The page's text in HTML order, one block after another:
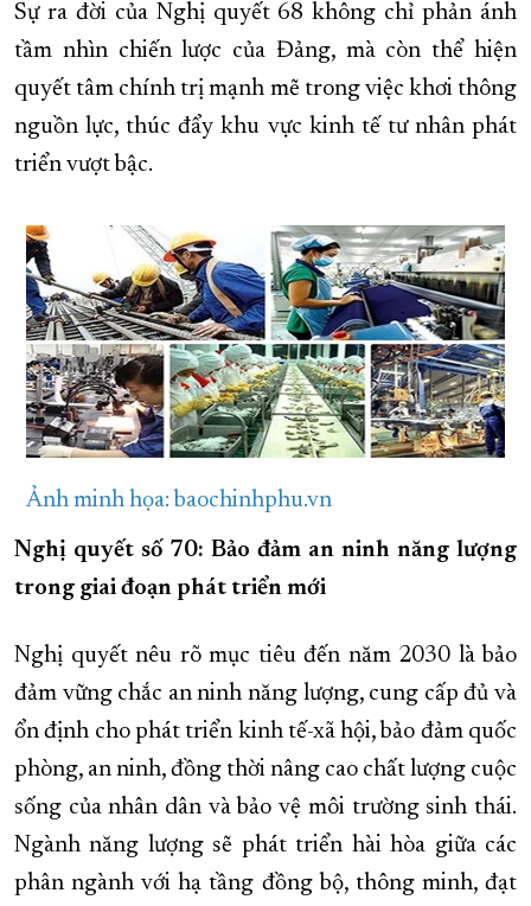
Sự ra đời của Nghị quyết 68 không chỉ phản ánh
tầm nhìn chiến lược của Đảng, mà còn thể hiện
quyết tâm chính trị mạnh mẽ trong việc khơi thông
nguồn lực, thúc đẩy khu vực kinh tế tư nhân phát
triển vượt bậc.
Ảnh minh họa: baochinhphu.vn
Nghị quyết số 70: Bảo đảm an ninh năng lượng
trong giai đoạn phát triển mới
Nghị quyết nêu rõ mục tiêu đến năm 2030 là bảo
đảm vững chắc an ninh năng lượng, cung cấp đủ và
ổn định cho phát triển kinh tế-xã hội, bảo đảm quốc
phòng, an ninh, đồng thời nâng cao chất lượng cuộc
sống của nhân dân và bảo vệ môi trường sinh thái.
Ngành năng lượng sẽ phát triển hài hòa giữa các
phân ngành với hạ tầng đồng bộ, thông minh, đạt